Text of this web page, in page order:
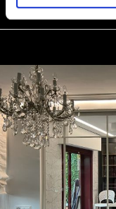
EMPRESA